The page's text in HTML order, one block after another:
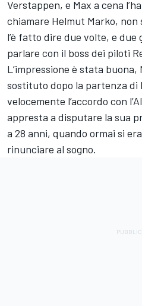
Verstappen, e Max a cena
chiamare Helmut Marko, non
l’è fatto dire due volte, e due
parlare con il boss dei piloti
L’impressione è stata
sostituto dopo la partenza di
velocemente l’accordo con
appresta a disputare la sua
a 28 anni, quando ormai si
rinunciare al sogno.